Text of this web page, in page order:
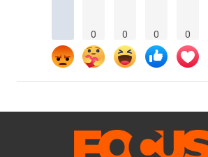
0 0 0 0